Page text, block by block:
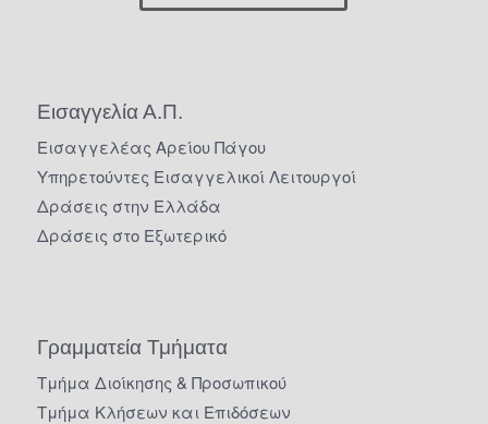
Εισαγγελία Α.Π.
Εισαγγελέας Αρείου Πάγου
Υπηρετούντες Εισαγγελικοί Λειτουργοί
Δράσεις στην Ελλάδα
Δράσεις στο Εξωτερικό
Γραμματεία Τμήματα
Τμήμα Διοίκησης & Προσωπικού
Τμήμα Κλήσεων και Επιδόσεων